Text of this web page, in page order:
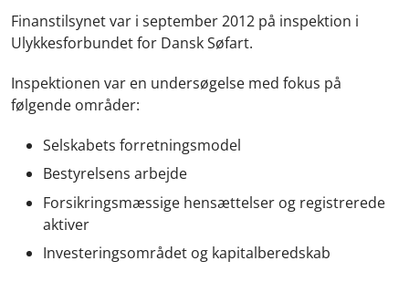
Finanstilsynet var i september 2012 på inspektion i
Ulykkesforbundet for Dansk Søfart.
Inspektionen var en undersøgelse med fokus på
følgende områder:
Selskabets forretningsmodel
Bestyrelsens arbejde
Forsikringsmæssige hensættelser og registrerede
aktiver
Investeringsområdet og kapitalberedskab